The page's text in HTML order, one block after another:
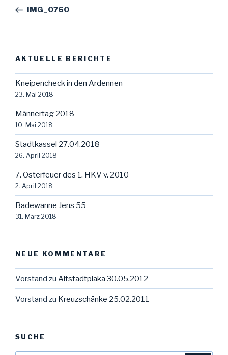
Beitrag
IMG_0760
AKTUELLE BERICHTE
Kneipencheck in den Ardennen
23. Mai 2018
Männertag 2018
10. Mai 2018
Stadtkassel 27.04.2018
26. April 2018
7. Osterfeuer des 1. HKV v. 2010
2. April 2018
Badewanne Jens 55
31. März 2018
NEUE KOMMENTARE
Vorstand zu Altstadtplaka 30.05.2012
Vorstand zu Kreuzschänke 25.02.2011
SUCHE